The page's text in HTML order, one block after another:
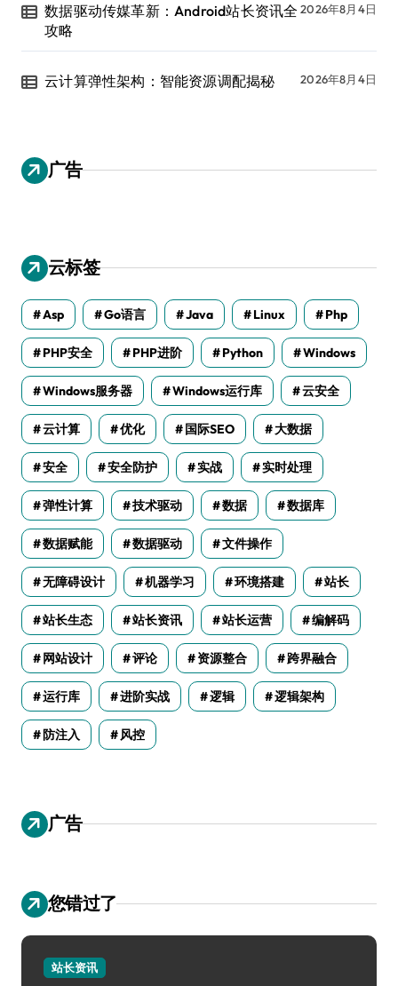
数据驱动传媒革新：Android站长资讯全
攻略
2026年8月4日
云计算弹性架构：智能资源调配揭秘 2026年8月4日
广告
云标签
Asp Go语言 Java Linux Php
PHP安全 PHP进阶 Python Windows
Windows服务器 Windows运行库 云安全
云计算 优化 国际SEO 大数据
安全 安全防护 实战 实时处理
弹性计算 技术驱动 数据 数据库
数据赋能 数据驱动 文件操作
无障碍设计 机器学习 环境搭建 站长
站长生态 站长资讯 站长运营 编解码
网站设计 评论 资源整合 跨界融合
运行库 进阶实战 逻辑 逻辑架构
防注入 风控
广告
您错过了
站长资讯